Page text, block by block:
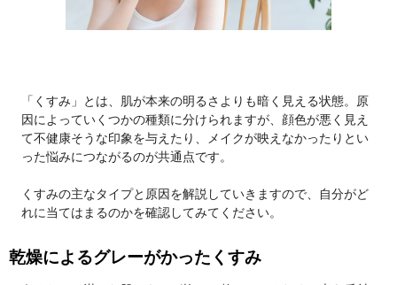
「くすみ」とは、肌が本来の明るさよりも暗く見える状態。原
因によっていくつかの種類に分けられますが、顔色が悪く見え
て不健康そうな印象を与えたり、メイクが映えなかったりとい
った悩みにつながるのが共通点です。
くすみの主なタイプと原因を解説していきますので、自分がど
れに当てはまるのかを確認してみてください。
乾燥によるグレーがかったくすみ